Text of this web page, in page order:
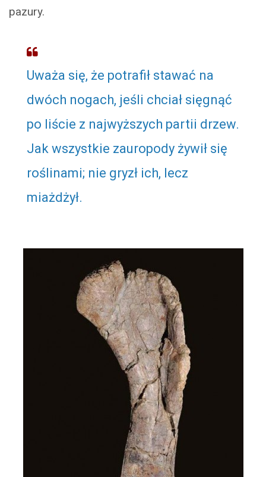
pazury.
Uważa się, że potrafił stawać na
dwóch nogach, jeśli chciał sięgnąć
po liście z najwyższych partii drzew.
Jak wszystkie zauropody żywił się
roślinami; nie gryzł ich, lecz
miażdżył.